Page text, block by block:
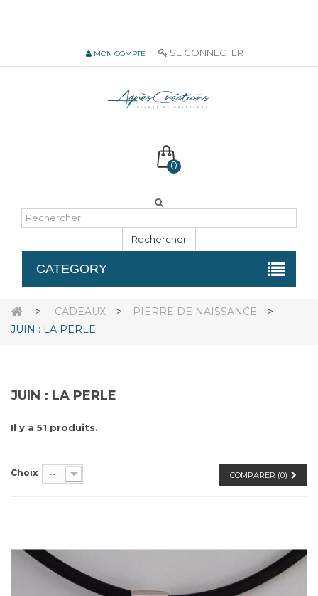
MON COMPTE SE CONNECTER
0
Rechercher
CATEGORY
> CADEAUX > PIERRE DE NAISSANCE
>
JUIN : LA PERLE
JUIN : LA PERLE
Il y a 51 produits.
COMPARER (0)
Choix --